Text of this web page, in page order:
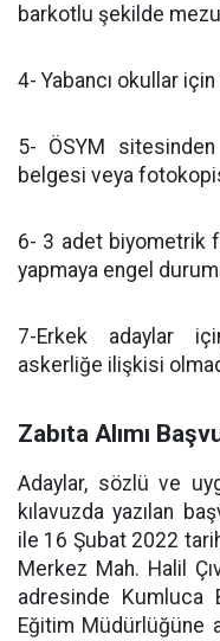
barkotlu şekilde
4- Yabancı okullar
5- ÖSYM
belgesi veya
6- 3 adet biyometrik
yapmaya engel
7-Erkek adaylar
askerliğe ilişkisi
Zabıta Alımı
Adaylar, sözlü ve
kılavuzda yazılan
ile 16 Şubat 2022
Merkez Mah. Halil
adresinde Kumluca
Eğitim Müdürlüğüne